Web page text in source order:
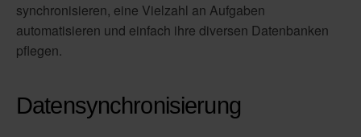
synchronisieren, eine Vielzahl an Aufgaben
automatisieren und einfach ihre diversen Datenbanken
pflegen.
Datensynchronisierung